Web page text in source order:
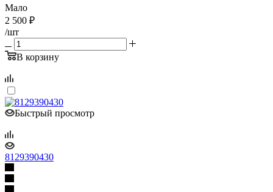
Мало
2 500 ₽
/шт
В корзину
Быстрый просмотр
8129390430